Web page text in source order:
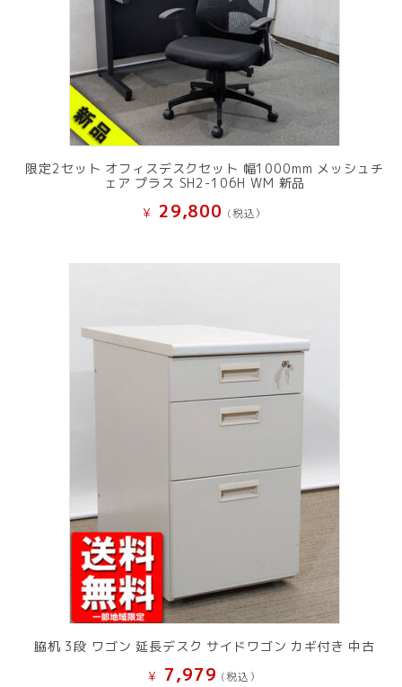
限定2セット オフィスデスクセット 幅1000mm メッシュチ
ェア プラス SH2-106H WM 新品
¥ 29,800 (税込）
脇机 3段 ワゴン 延長デスク サイドワゴン カギ付き 中古
¥ 7,979 (税込）